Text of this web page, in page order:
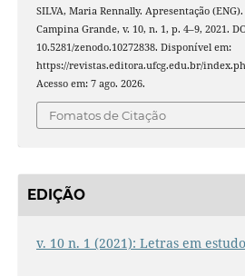
SILVA, Maria Rennally. Apresentação (ENG).
Campina Grande, v. 10, n. 1, p. 4–9, 2021.
10.5281/zenodo.10272838. Disponível em:
https://revistas.editora.ufcg.edu.br/
Acesso em: 7 ago. 2026.
Fomatos de Citação
EDIÇÃO
v. 10 n. 1 (2021): Letras em